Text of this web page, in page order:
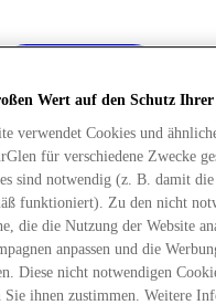
Wert auf den Schutz Ihrer
verwendet Cookies und
für verschiedene Zwecke
sind notwendig (z. B. damit die
funktioniert). Zu den nicht
die die Nutzung der Website
anpassen und die
Diese nicht notwendigen
Sie ihnen zustimmen. Weitere